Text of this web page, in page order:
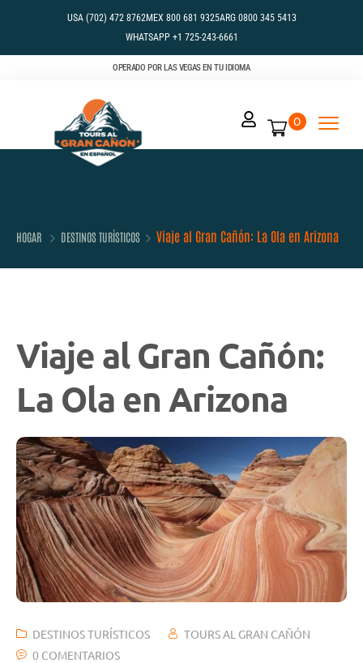
USA (702) 472 8762MEX 800 681 9325ARG 0800 345 5413
WHATSAPP +1 725-243-6661
OPERADO POR LAS VEGAS EN TU IDIOMA
0
HOGAR DESTINOS TURÍSTICOS Viaje al Gran Cañón: La Ola en Arizona
Viaje al Gran Cañón:
La Ola en Arizona
DESTINOS TURÍSTICOS
TOURS AL GRAN CAÑÓN
0 COMENTARIOS